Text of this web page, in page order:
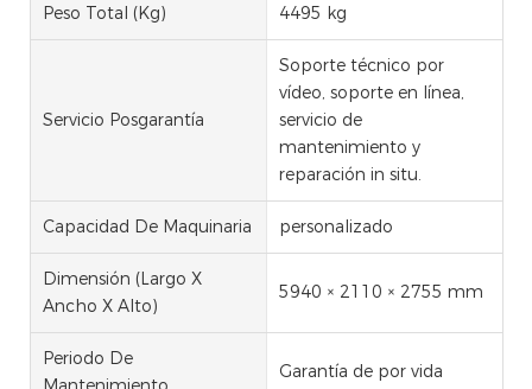
Peso Total (kg) 4495 kg
Servicio Posgarantía
Soporte técnico por
vídeo, soporte en línea,
servicio de
mantenimiento y
reparación in situ.
Capacidad De Maquinaria personalizado
Dimensión (largo X
Ancho X Alto)
5940 × 2110 × 2755 mm
Periodo De
Garantía de por vida